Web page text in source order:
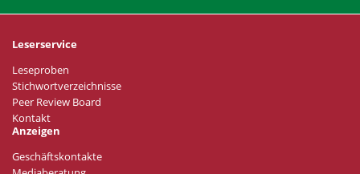
Leserservice
Leseproben
Stichwortverzeichnisse
Peer Review Board
Kontakt
Anzeigen
Geschäftskontakte